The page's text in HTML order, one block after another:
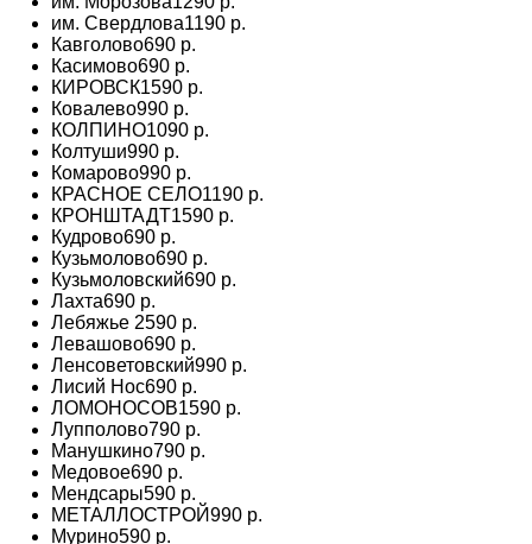
им. Свердлова1190 р.
Кавголово690 р.
Касимово690 р.
КИРОВСК1590 р.
Ковалево990 р.
КОЛПИНО1090 р.
Колтуши990 р.
Комарово990 р.
КРАСНОЕ СЕЛО1190 р.
КРОНШТАДТ1590 р.
Кудрово690 р.
Кузьмолово690 р.
Кузьмоловский690 р.
Лахта690 р.
Лебяжье 2590 р.
Левашово690 р.
Ленсоветовский990 р.
Лисий Нос690 р.
ЛОМОНОСОВ1590 р.
Лупполово790 р.
Манушкино790 р.
Медовое690 р.
Мендсары590 р.
МЕТАЛЛОСТРОЙ990 р.
Мурино590 р.